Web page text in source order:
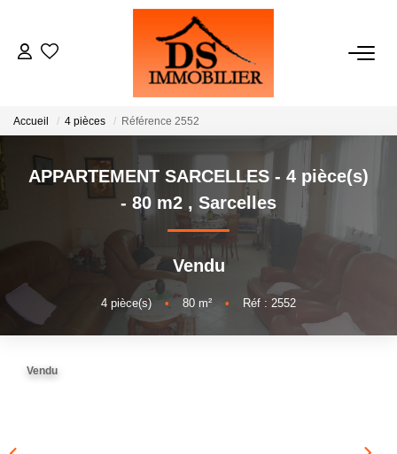
ACHATS
ESTIMATION
GESTION
NOTRE AGENCE
Accueil 4 pièces Référence 2552
APPARTEMENT SARCELLES - 4 pièce(s)
- 80 m2 , Sarcelles
Vendu
4 pièce(s) • 80 m² • Réf : 2552
Vendu